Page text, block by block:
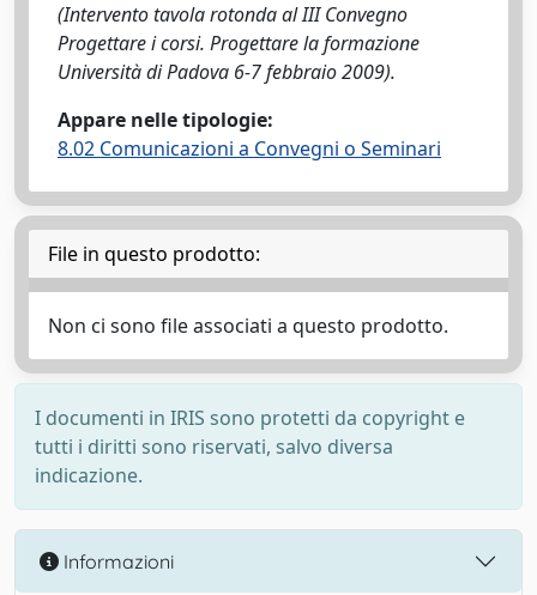
(Intervento tavola rotonda al III Convegno
Progettare i corsi. Progettare la formazione
Università di Padova 6-7 febbraio 2009).
Appare nelle tipologie:
8.02 Comunicazioni a Convegni o Seminari
File in questo prodotto:
Non ci sono file associati a questo prodotto.
I documenti in IRIS sono protetti da copyright e
tutti i diritti sono riservati, salvo diversa
indicazione.
Informazioni